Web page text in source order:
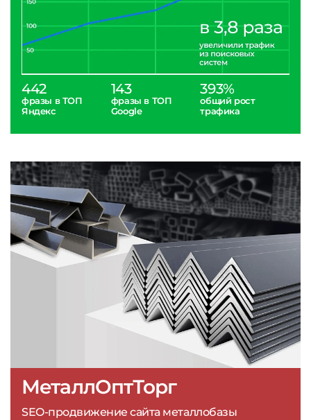
МеталлОптТорг
SEO-продвижение сайта металлобазы
442
фразы в ТОП
Яндекс
143
фразы в ТОП
Google
393%
общий рост
трафика